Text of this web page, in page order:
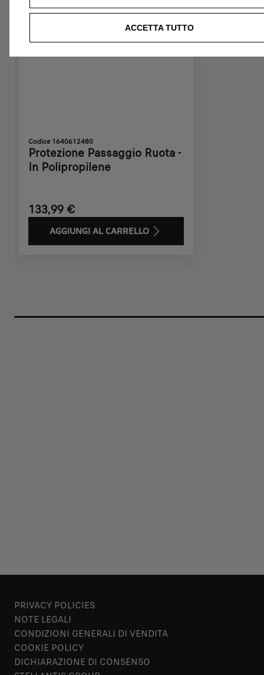
Codice 1640612480
Protezione Passaggio Ruota -
In Polipropilene
133,99 €
AGGIUNGI AL CARRELLO
PRIVACY POLICIES
NOTE LEGALI
CONDIZIONI GENERALI DI VENDITA
COOKIE POLICY
DICHIARAZIONE DI CONSENSO
ACCETTA TUTTO